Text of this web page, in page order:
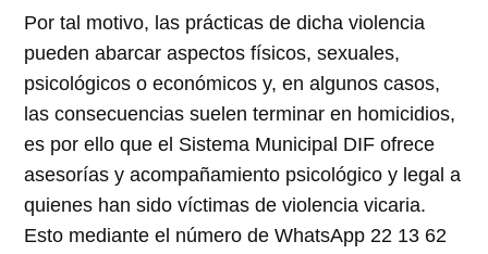
Por tal motivo, las prácticas de dicha violencia
pueden abarcar aspectos físicos, sexuales,
psicológicos o económicos y, en algunos casos,
las consecuencias suelen terminar en homicidios,
es por ello que el Sistema Municipal DIF ofrece
asesorías y acompañamiento psicológico y legal a
quienes han sido víctimas de violencia vicaria.
Esto mediante el número de WhatsApp 22 13 62